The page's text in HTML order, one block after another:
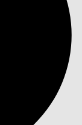
Zoeken